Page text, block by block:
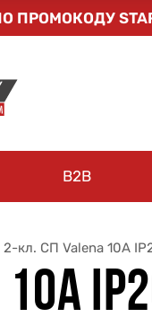
ПРОМОКОДУ
B2B
кл. СП Valena 10А